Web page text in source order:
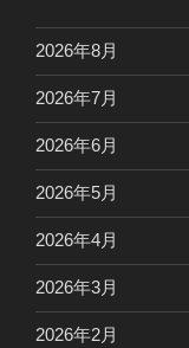
2026年8月
2026年7月
2026年6月
2026年5月
2026年4月
2026年3月
2026年2月